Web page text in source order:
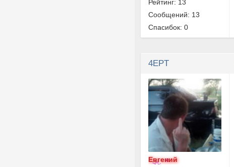
Рейтинг: 13
Сообщений: 13
Спасибок: 0
4EPT
Евгений